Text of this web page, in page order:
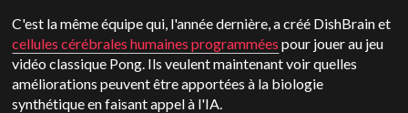
C'est la même équipe qui, l'année dernière, a créé DishBrain et
cellules cérébrales humaines programmées pour jouer au jeu
vidéo classique Pong. Ils veulent maintenant voir quelles
améliorations peuvent être apportées à la biologie
synthétique en faisant appel à l'IA.